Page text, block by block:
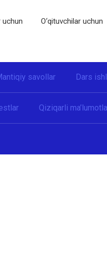
uchun O‘qituvchilar uchun
savollar Dars
Qiziqarli